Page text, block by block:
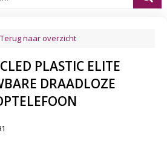
Terug naar overzicht
PLASTIC ELITE
DRAADLOZE